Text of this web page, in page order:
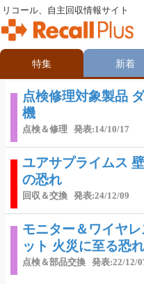
点検修理対象製品
機
点検＆修理 発表:14/10/17
ユアサプライムス
の恐れ
回収＆交換 発表:24/12/09
モニター＆ワイヤ
ット 火災に至る恐れ
点検＆部品交換 発表:22/12/
リコール、自主回収情報サイト
特集 新着